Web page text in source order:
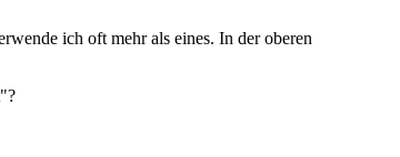
ich oft mehr als eines. In der oberen